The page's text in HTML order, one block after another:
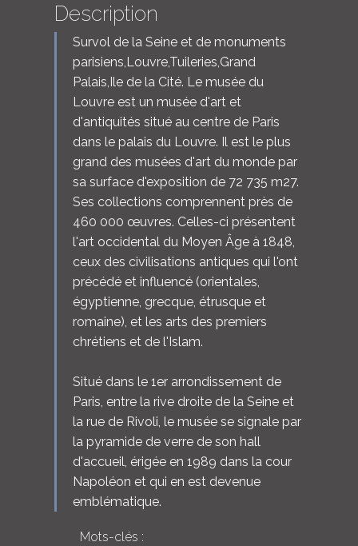
Description
Survol de la Seine et de monuments
parisiens,Louvre,Tuileries,Grand
Palais,Ile de la Cité. Le musée du
Louvre est un musée d'art et
d'antiquités situé au centre de Paris
dans le palais du Louvre. Il est le plus
grand des musées d'art du monde par
sa surface d'exposition de 72 735 m27.
Ses collections comprennent près de
460 000 œuvres. Celles-ci présentent
l'art occidental du Moyen Âge à 1848,
ceux des civilisations antiques qui l'ont
précédé et influencé (orientales,
égyptienne, grecque, étrusque et
romaine), et les arts des premiers
chrétiens et de l'Islam.
Situé dans le 1er arrondissement de
Paris, entre la rive droite de la Seine et
la rue de Rivoli, le musée se signale par
la pyramide de verre de son hall
d'accueil, érigée en 1989 dans la cour
Napoléon et qui en est devenue
emblématique.
Mots-clés :